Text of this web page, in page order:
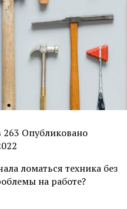
263 Опубликовано
ломаться техника без
на работе?